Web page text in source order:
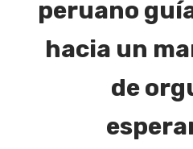
peruano
hacia un
de